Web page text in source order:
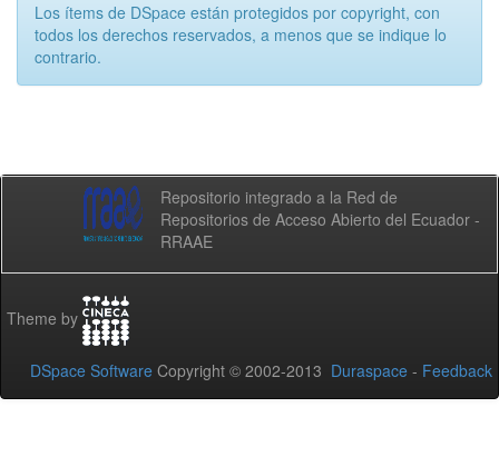
Los ítems de DSpace están protegidos por copyright, con
todos los derechos reservados, a menos que se indique lo
contrario.
Repositorio integrado a la Red de
Repositorios de Acceso Abierto del Ecuador -
RRAAE
Theme by
DSpace Software Copyright © 2002-2013 Duraspace - Feedback